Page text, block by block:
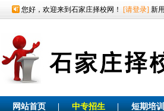
您好，欢迎来到石家庄择校网！ [请登录] 新
网站首页 中专招生 短期培训